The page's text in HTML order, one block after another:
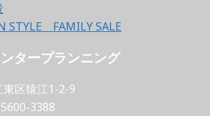
STYLE FAMILY SALE
タープランニング
東区猿江1-2-9
3388